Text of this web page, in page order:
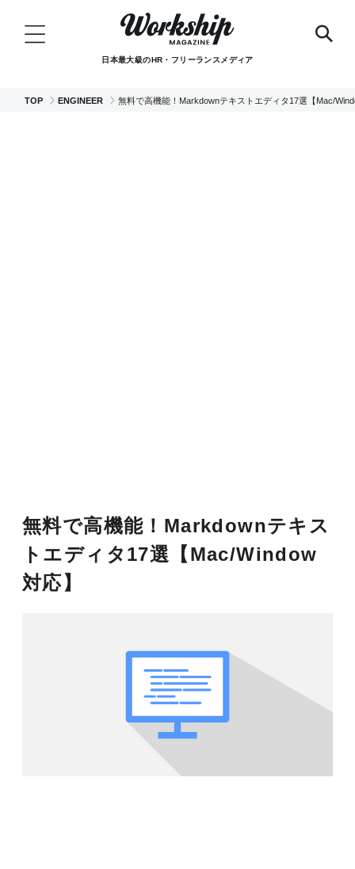
日本最大級のHR・フリーランスメディア
TOP ENGINEER 無料で高機能！Markdownテキストエディタ17選【Mac/
無料で高機能！Markdownテキス
トエディタ17選【Mac/Window
対応】